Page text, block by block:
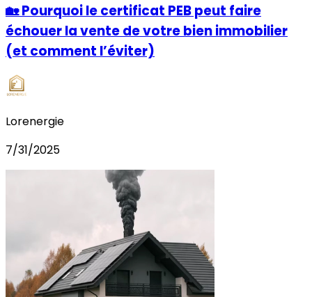
🏡 Pourquoi le certificat PEB peut faire
échouer la vente de votre bien immobilier
(et comment l’éviter)
Lorenergie
7/31/2025